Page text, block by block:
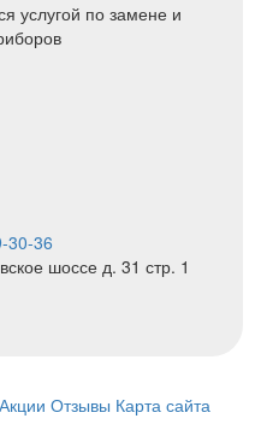
услугой по замене и
30-36
шоссе д. 31 стр. 1
Акции Отзывы Карта сайта